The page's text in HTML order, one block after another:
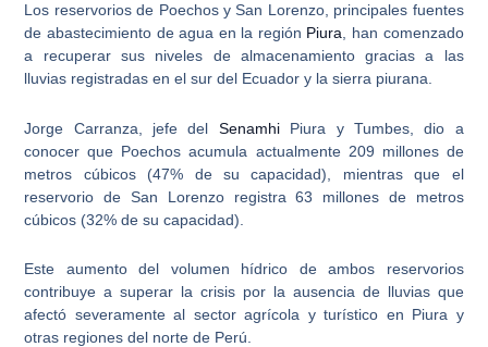
Los reservorios de Poechos y San Lorenzo, principales fuentes
de abastecimiento de agua en la región Piura , han comenzado
a recuperar sus niveles de almacenamiento gracias a las
lluvias registradas en el sur del Ecuador y la sierra piurana.
Jorge Carranza, jefe del SenamhiPiura y Tumbes, dio a
conocer que Poechos acumula actualmente 209 millones de
metros cúbicos(47% de su capacidad), mientras que el
reservorio de San Lorenzo registra 63 millones de metros
cúbicos (32% de su capacidad).
Este aumento del volumen hídrico de ambos reservorios
contribuye a superar la crisis por la ausencia de lluviasque
afectó severamente al sector agrícola y turístico en Piura y
otras regiones del norte de Perú.